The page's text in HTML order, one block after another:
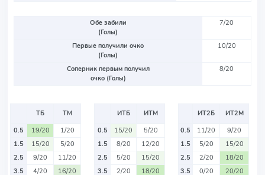
Обе забили
(Голы)
7/20
Первые получили очко
(Голы)
10/20
Соперник первым получил
очко (Голы)
8/20
ТБ
ТМ
0.5
19/20
1/20
1.5
15/20
5/20
2.5
9/20
11/20
3.5
4/20
16/20
ИТБ
ИТМ
0.5
15/20
5/20
1.5
8/20
12/20
2.5
5/20
15/20
3.5
2/20
18/20
ИТ2Б
ИТ2М
0.5
11/20
9/20
1.5
5/20
15/20
2.5
2/20
18/20
3.5
0/20 20/20